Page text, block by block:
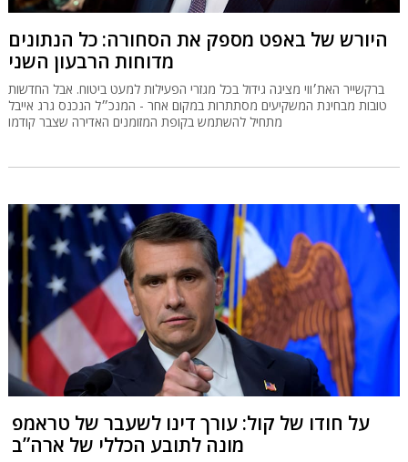
היורש של באפט מספק את הסחורה: כל הנתונים
מדוחות הרבעון השני
ברקשייר האת׳ווי מציגה גידול בכל מגזרי הפעילות למעט ביטוח. אבל החדשות
טובות מבחינת המשקיעים מסתתרות במקום אחר - המנכ״ל הנכנס גרג אייבל
מתחיל להשתמש בקופת המזומנים האדירה שצבר קודמו
על חודו של קול: עורך דינו לשעבר של טראמפ
מונה לתובע הכללי של ארה”ב